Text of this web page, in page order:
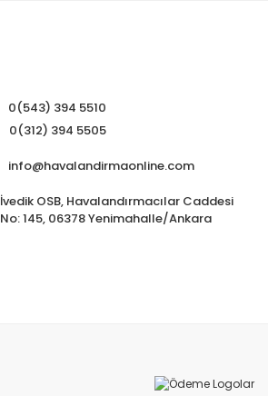
0(543) 394 5510
0(312) 394 5505
info@havalandirmaonline.com
İvedik OSB, Havalandırmacılar Caddesi
No: 145, 06378 Yenimahalle/Ankara